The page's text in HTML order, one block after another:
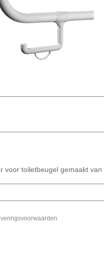
voor toiletbeugel gemaakt van